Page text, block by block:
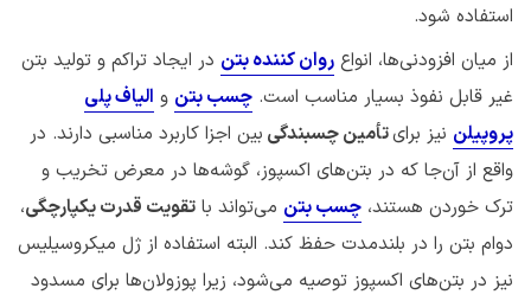
استفاده شود.
از میان افزودنی‌ها، انواع روان کننده بتن در ایجاد تراکم و تولید بتن
غیر قابل نفوذ بسیار مناسب است. چسب بتن و الیاف پلی
پروپیلن نیز برایتأمین چسبندگی بین اجزا کاربرد مناسبی دارند. در
واقع از آن‌جا که در بتن‌های اکسپوز، گوشه‌ها در معرض تخریب و
ترک خوردن هستند، چسب بتن می‌تواند با تقویت قدرت یکپارچگی،
دوام بتن را در بلندمدت حفظ کند. البته استفاده از ژل میکروسیلیس
نیز در بتن‌های اکسپوز توصیه می‌شود، زیرا پوزولان‌ها برای مسدود